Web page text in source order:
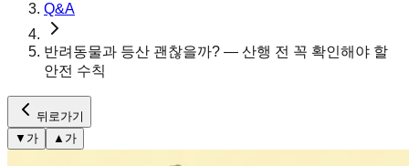
Q&A
반려동물과 등산 괜찮을까? — 산행 전 꼭 확인해야 할
안전 수칙
뒤로가기
▼ 가 ▲ 가